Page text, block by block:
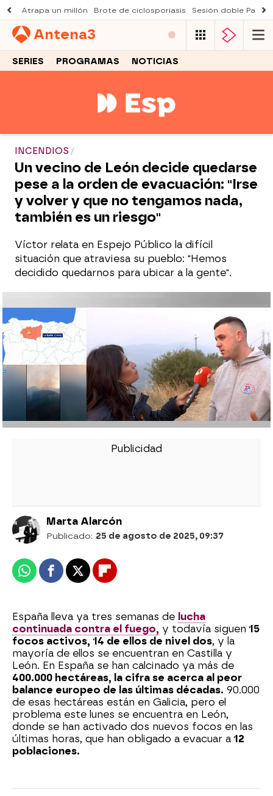
Atrapa un millón Brote de ciclosporiasis Sesión doble
Antena3
SERIES PROGRAMAS NOTICIAS
INCENDIOS
Un vecino de León decide quedarse
pese a la orden de evacuación: "Irse
y volver y que no tengamos nada,
también es un riesgo"
Víctor relata en Espejo Público la difícil
situación que atraviesa su pueblo: "Hemos
decidido quedarnos para ubicar a la gente".
Última hora de los incendios en España: Se
reactivan dos nuevos focos en León
mientras Ourense arde con miles de
hectáreas calcinadas
Un bombero desvela su peor enemigo en
los incendios en León: "Estos fuegos
generan unos vientos propios que son
difíciles de manejar"
Puedes ver el programa al completo, en
ATRESPLAYER
Marta Alarcón
Publicado: 25 de agosto de 2025, 09:37
WhatsappFacebook
X Flipboard
España lleva ya tres semanas de lucha
continuada contra el fuego, y todavía siguen 15
focos activos, 14 de ellos de nivel dos, y la
mayoría de ellos se encuentran en Castilla y
León. En España se han calcinado ya más de
400.000 hectáreas, la cifra se acerca al peor
balance europeo de las últimas décadas. 90.000
de esas hectáreas están en Galicia, pero el
problema este lunes se encuentra en León,
donde se han activado dos nuevos focos en las
últimas horas, que han obligado a evacuar a 12
poblaciones.